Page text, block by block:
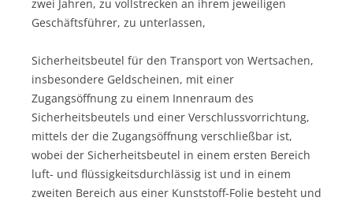
zwei Jahren, zu vollstrecken an ihrem jeweiligen
Geschäftsführer, zu unterlassen,
Sicherheitsbeutel für den Transport von Wertsachen,
insbesondere Geldscheinen, mit einer
Zugangsöffnung zu einem Innenraum des
Sicherheitsbeutels und einer Verschlussvorrichtung,
mittels der die Zugangsöffnung verschließbar ist,
wobei der Sicherheitsbeutel in einem ersten Bereich
luft- und flüssigkeitsdurchlässig ist und in einem
zweiten Bereich aus einer Kunststoff-Folie besteht und